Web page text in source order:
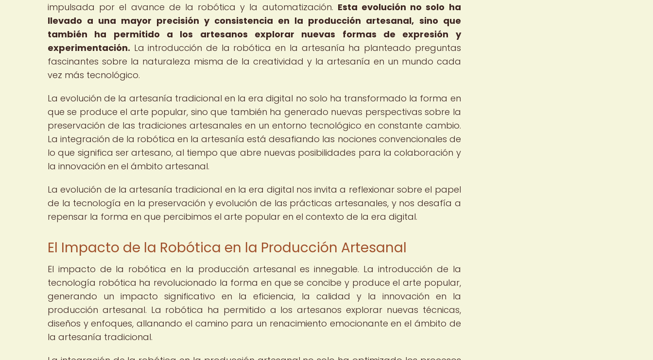
impulsada por el avance de la robótica y la automatización. Esta evolución no solo ha
llevado a una mayor precisión y consistencia en la producción artesanal, sino que
también ha permitido a los artesanos explorar nuevas formas de expresión y
experimentación. La introducción de la robótica en la artesanía ha planteado preguntas
fascinantes sobre la naturaleza misma de la creatividad y la artesanía en un mundo cada
vez más tecnológico.
La evolución de la artesanía tradicional en la era digital no solo ha transformado la forma en
que se produce el arte popular, sino que también ha generado nuevas perspectivas sobre la
preservación de las tradiciones artesanales en un entorno tecnológico en constante cambio.
La integración de la robótica en la artesanía está desafiando las nociones convencionales de
lo que significa ser artesano, al tiempo que abre nuevas posibilidades para la colaboración y
la innovación en el ámbito artesanal.
La evolución de la artesanía tradicional en la era digital nos invita a reflexionar sobre el papel
de la tecnología en la preservación y evolución de las prácticas artesanales, y nos desafía a
repensar la forma en que percibimos el arte popular en el contexto de la era digital.
El Impacto de la Robótica en la Producción Artesanal
El impacto de la robótica en la producción artesanal es innegable. La introducción de la
tecnología robótica ha revolucionado la forma en que se concibe y produce el arte popular,
generando un impacto significativo en la eficiencia, la calidad y la innovación en la
producción artesanal. La robótica ha permitido a los artesanos explorar nuevas técnicas,
diseños y enfoques, allanando el camino para un renacimiento emocionante en el ámbito de
la artesanía tradicional.